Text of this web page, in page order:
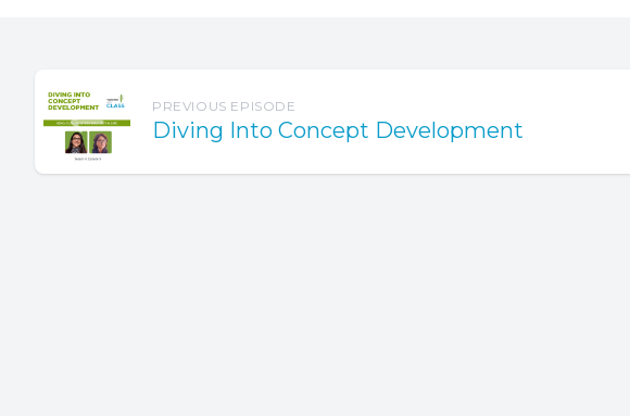
PREVIOUS EPISODE
Diving Into Concept Development